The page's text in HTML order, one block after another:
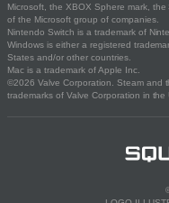
Microsoft, the XBOX Sphere mark,
of the Microsoft group of companies.
Nintendo Switch is a trademark of
Windows is either a registered
States and/or other countries.
Mac is a trademark of Apple Inc.
©2026 Valve Corporation. Steam and
trademarks of Valve Corporation in